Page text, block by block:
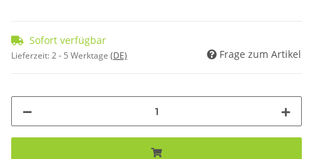
Sofort verfügbar
Lieferzeit:2 - 5 Werktage (DE) Frage zum Artikel